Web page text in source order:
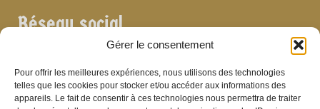
Gérer le consentement
Pour offrir les meilleures expériences, nous utilisons des technologies
telles que les cookies pour stocker et/ou accéder aux informations des
appareils. Le fait de consentir à ces technologies nous permettra de traiter
Réseau social